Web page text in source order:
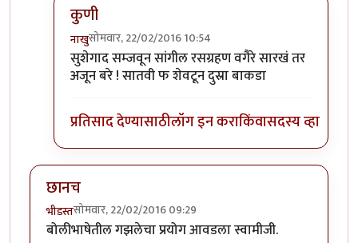
कुणी
नाखुसोमवार, 22/02/2016 10:54
In reply to+११byप्राची अश्विनी
सुशेगाद सम्जवून सांगील रसग्रहण वगैरे सारखं तर
अजून बरे ! सातवी फ शेवटून दुस्रा बाकडा
प्रतिसाद देण्यासाठीलॉग इन कराकिंवासदस्य व्हा
छानच
भीडस्तसोमवार, 22/02/2016 09:29
बोलीभाषेतील गझलेचा प्रयोग आवडला स्वामीजी.